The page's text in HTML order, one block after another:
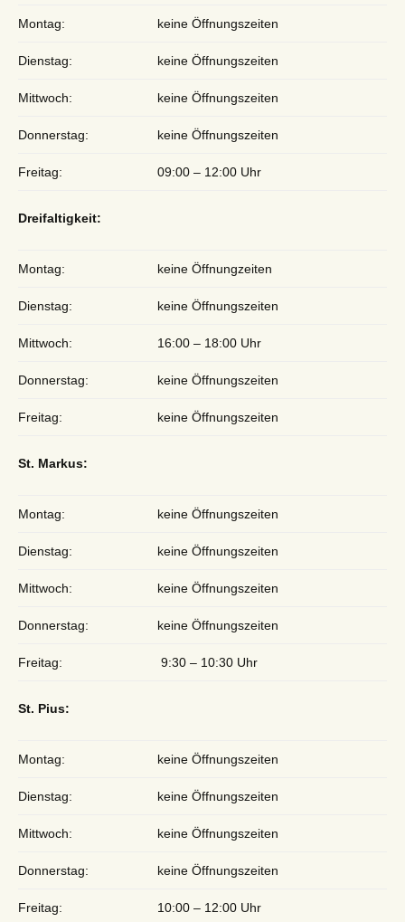
Montag: keine Öffnungszeiten
Dienstag: keine Öffnungszeiten
Mittwoch: keine Öffnungszeiten
Donnerstag: keine Öffnungszeiten
Freitag: 09:00 – 12:00 Uhr
Dreifaltigkeit:
Montag: keine Öffnungzeiten
Dienstag: keine Öffnungszeiten
Mittwoch: 16:00 – 18:00 Uhr
Donnerstag: keine Öffnungszeiten
Freitag: keine Öffnungszeiten
St. Markus:
Montag: keine Öffnungszeiten
Dienstag: keine Öffnungszeiten
Mittwoch: keine Öffnungszeiten
Donnerstag: keine Öffnungszeiten
Freitag: 9:30 – 10:30 Uhr
St. Pius:
Montag: keine Öffnungszeiten
Dienstag: keine Öffnungszeiten
Mittwoch: keine Öffnungszeiten
Donnerstag: keine Öffnungszeiten
Freitag: 10:00 – 12:00 Uhr